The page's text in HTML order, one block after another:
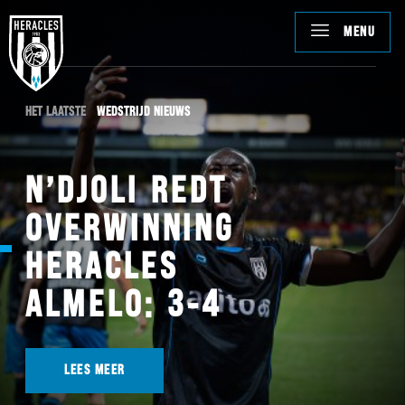
MENU
HET LAATSTE WEDSTRIJD NIEUWS
N’DJOLI REDT
OVERWINNING
HERACLES
ALMELO: 3-4
LEES MEER